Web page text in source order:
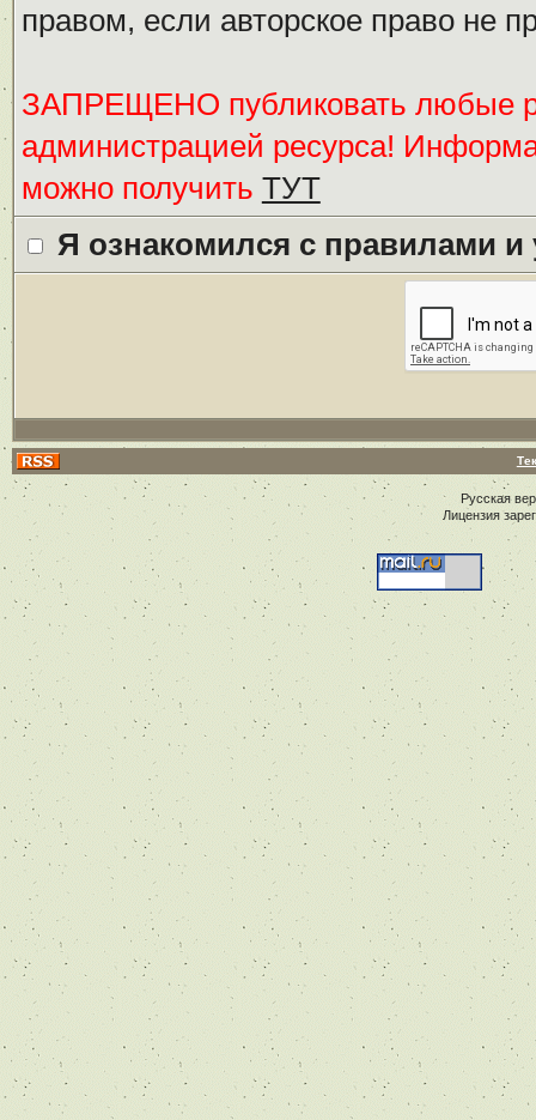
правом, если авторское право не
ЗАПРЕЩЕНО публиковать любые
администрацией ресурса!
можно получить ТУТ
Я ознакомился с правилами
Русская
Лицензия